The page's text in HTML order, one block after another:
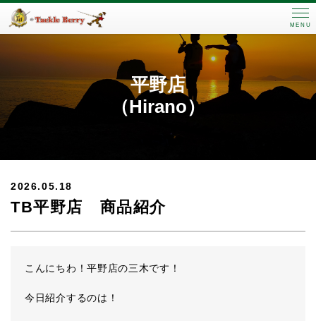
MENU
平野店
（Hirano）
2026.05.18
TB平野店 商品紹介
こんにちわ！平野店の三木です！
今日紹介するのは！